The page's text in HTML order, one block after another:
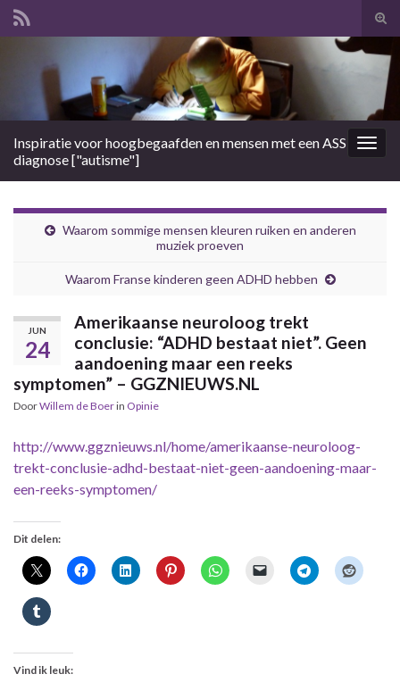
Search for:
Inspiratie voor hoogbegaafden en mensen met een ASS
diagnose ["autisme"]
Waarom sommige mensen kleuren ruiken en anderen
muziek proeven
Waarom Franse kinderen geen ADHD hebben
JUN
24
Amerikaanse neuroloog trekt
conclusie: “ADHD bestaat niet”. Geen
aandoening maar een reeks
symptomen” – GGZNIEUWS.NL
DoorWillem de Boerin Opinie
http://www.ggznieuws.nl/home/amerikaanse-neuroloog-
trekt-conclusie-adhd-bestaat-niet-geen-aandoening-maar-
een-reeks-symptomen/
Dit delen:
Vind ik leuk: